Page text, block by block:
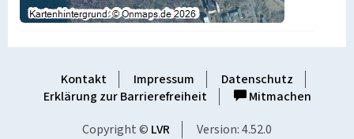
Kontakt Impressum
Datenschutz
Erklärung zur Barrierefreiheit
Mitmachen
Copyright © LVR Version: 4.52.0